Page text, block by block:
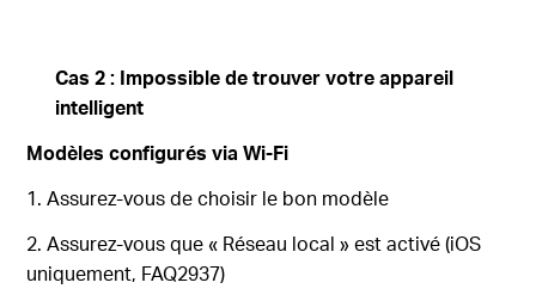
Cas 2 : Impossible de trouver votre appareil
intelligent
Modèles configurés via Wi-Fi
1. Assurez-vous de choisir le bon modèle
2. Assurez-vous que « Réseau local » est activé (iOS
uniquement, FAQ2937)